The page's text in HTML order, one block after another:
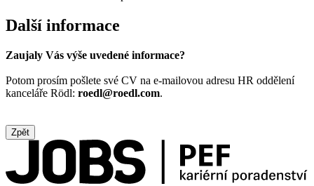
Další informace
Zaujaly Vás výše uvedené informace?
Potom prosím pošlete své CV na e-mailovou adresu HR oddělení
kanceláře Rödl: roedl@roedl.com.
Zpět